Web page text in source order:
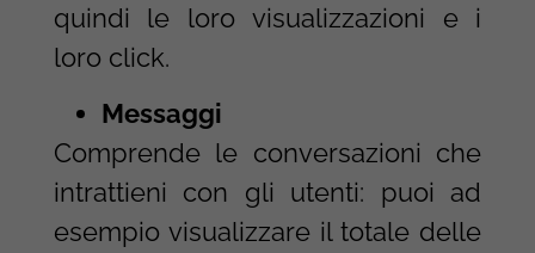
quindi le loro visualizzazioni e i
loro click.
Messaggi
Comprende le conversazioni che
intrattieni con gli utenti: puoi ad
esempio visualizzare il totale delle